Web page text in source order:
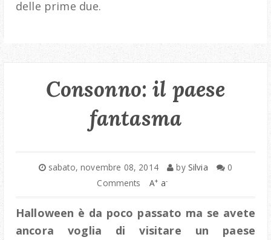
delle prime due.
Consonno: il paese
fantasma
sabato, novembre 08, 2014 by Silvia
0
Comments
A+ a-
Halloween è da poco passato ma se avete
ancora voglia di visitare un paese